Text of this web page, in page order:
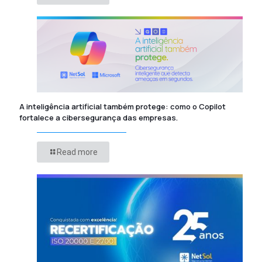
A inteligência artificial também protege: como o Copilot
fortalece a cibersegurança das empresas.
Read more